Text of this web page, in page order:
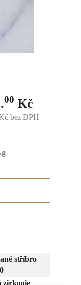
00 Kč
bez DPH
stříbro
zirkonie